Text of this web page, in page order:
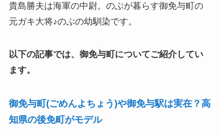
貴島勝夫は海軍の中尉。のぶが暮らす御免与町の
元ガキ大将♪のぶの幼馴染です。
以下の記事では、御免与町についてご紹介してい
ます。
御免与町(ごめんよちょう)や御免与駅は実在？高
知県の後免町がモデル